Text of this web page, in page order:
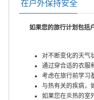
在户外保持安全
如果您的旅行计划包括
对不断变化的天气
通过穿合适的衣服
考虑在旅行前学习
与热有关的疾病，
如果您在炎热的室